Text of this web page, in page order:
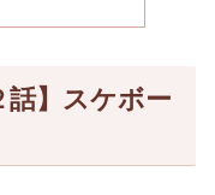
話】スケボー